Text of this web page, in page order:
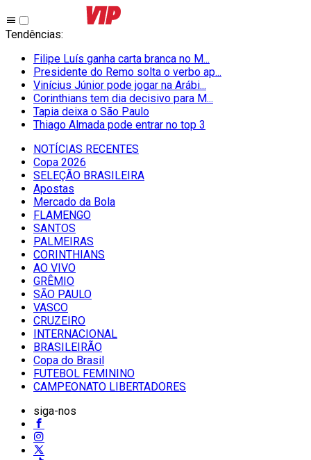
Tendências:
Filipe Luís ganha carta branca no M...
Presidente do Remo solta o verbo ap...
Vinícius Júnior pode jogar na Arábi...
Corinthians tem dia decisivo para M...
Tapia deixa o São Paulo
Thiago Almada pode entrar no top 3
NOTÍCIAS RECENTES
Copa 2026
SELEÇÃO BRASILEIRA
Apostas
Mercado da Bola
FLAMENGO
SANTOS
PALMEIRAS
CORINTHIANS
AO VIVO
GRÊMIO
SĀO PAULO
VASCO
CRUZEIRO
INTERNACIONAL
BRASILEIRÃO
Copa do Brasil
FUTEBOL FEMININO
CAMPEONATO LIBERTADORES
siga-nos